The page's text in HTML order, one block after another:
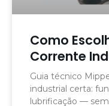
Como
Corrente
Guia técnico
industrial certa:
lubrificação — sem